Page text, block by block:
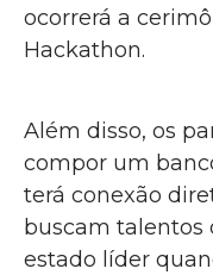
ocorrerá a
Hackathon.
Além disso, os
compor um
terá conexão
buscam talentos
estado líder